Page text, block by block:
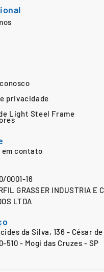
privacidade
Light Steel Frame
em contato
0001-16
GRASSER INDUSTRIA E
LTDA
da Silva, 136 - César
510 - Mogi das Cruzes - SP